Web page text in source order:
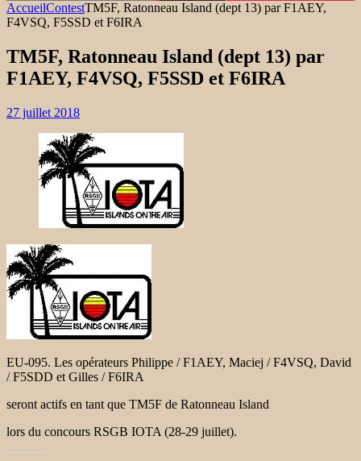
AccueilContestTM5F, Ratonneau Island (dept 13) par F1AEY,
F4VSQ, F5SSD et F6IRA
TM5F, Ratonneau Island (dept 13) par
F1AEY, F4VSQ, F5SSD et F6IRA
27 juillet 2018
EU-095. Les opérateurs Philippe / F1AEY, Maciej / F4VSQ, David
/ F5SDD et Gilles / F6IRA
seront actifs en tant que TM5F de Ratonneau Island
lors du concours RSGB IOTA (28-29 juillet).